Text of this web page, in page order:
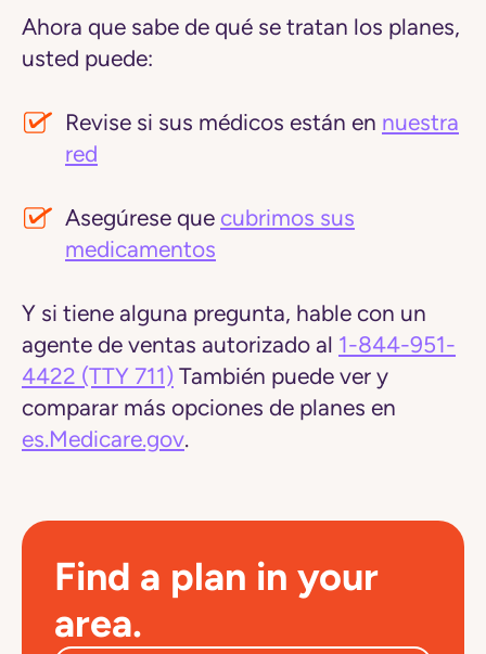
Ahora que sabe de qué se tratan los planes,
usted puede:
Revise si sus médicos están en nuestra
red
Asegúrese que cubrimos sus
medicamentos
Y si tiene alguna pregunta, hable con un
agente de ventas autorizado al 1-844-951-
4422 (TTY 711) También puede ver y
comparar más opciones de planes en
es.Medicare.gov.
Find a plan in your
area.